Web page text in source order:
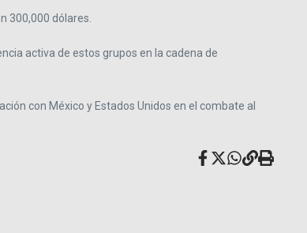
300,000 dólares.
activa de estos grupos en la cadena de
con México y Estados Unidos en el combate al